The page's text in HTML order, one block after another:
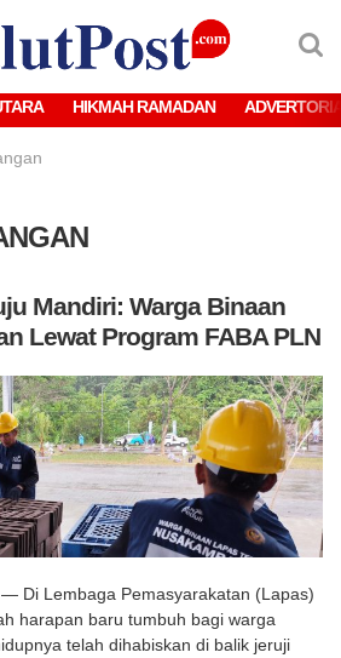
HIKMAH RAMADAN
Mandiri: Warga Binaan
Lewat Program FABA PLN
Di Lembaga Pemasyarakatan (Lapas)
harapan baru tumbuh bagi warga
telah dihabiskan di balik jeruji